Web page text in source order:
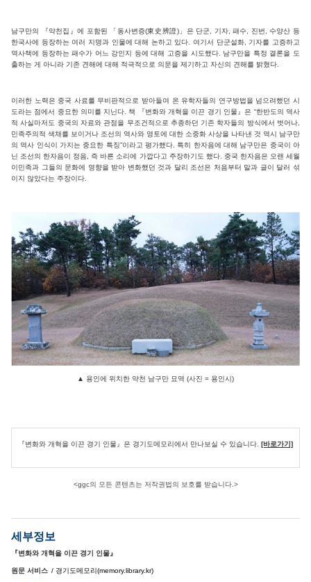
남구만의 『약천집』에 포함된 「동사변증(東史辨證)」은 단군, 기자, 패수, 진번, 수양산 등
한국사에 등장하는 여러 지명과 인물에 대해 논하고 있다. 여기서 단군설화, 기자를 고증하고
역사책에 등장하는 패수가 어느 강인지 등에 대해 고증을 시도했다. 남구만을 특정 결론을 도
출하는 게 아니라 기존 견해에 대해 적극적으로 의문을 제기하고 자신의 견해를 밝혔다.
이러한 노력은 중국 사료를 무비판적으로 받아들여 온 유학자들의 연구방법을 넘으려했던 시
도라는 점에서 중요한 의미를 지닌다. 책 『변화와 개혁을 이끈 경기 인물』은 “한반도의 역사
적 사실마저도 중국의 자료와 관점을 무조건적으로 추종하던 기존 학자들의 방식에서 벗어나,
민족주의적 색채를 보이거나 조선의 역사와 영토에 대한 소중화 사상을 나타낸 것 역시 남구만
의 역사 인식이 가지는 중요한 특징”이라고 평가했다. 특히 한자음에 대해 남구만은 중국이 아
닌 조선의 한자음이 정음, 즉 바른 소리에 가깝다고 주장하기도 했다. 중국 한자음은 오랜 세월
이민족과 그들의 문화에 영향을 받아 변화했던 것과 달리 조선은 처음부터 말과 글이 달러 섞
이지 않았다는 주장이다.
▲ 용인에 위치한 약천 남구만 묘역 (사진 = 용인시)
『변화와 개혁을 이끈 경기 인물』은 경기도메모리에서 만나보실 수 있습니다. [바로가기]
<ggc의 모든 콘텐츠는 저작권법의 보호를 받습니다.>
세부정보
『변화와 개혁을 이끈 경기 인물』
원문 서비스 / 경기도메모리(memory.library.kr)